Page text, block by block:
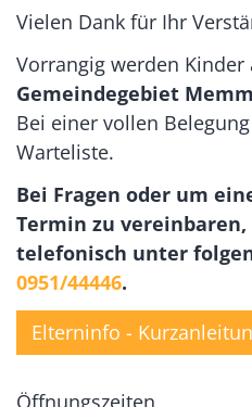
Vielen Dank für Ihr
Vorrangig werden Kinder
Gemeindegebiet
Bei einer vollen
Warteliste.
Bei Fragen oder um
Termin zu
telefonisch unter
0951/44446.
Elterninfo -